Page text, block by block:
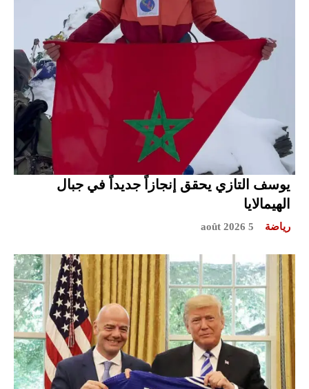
يوسف التازي يحقق إنجازاً جديداً في جبال
الهيمالايا
رياضة 5 août 2026